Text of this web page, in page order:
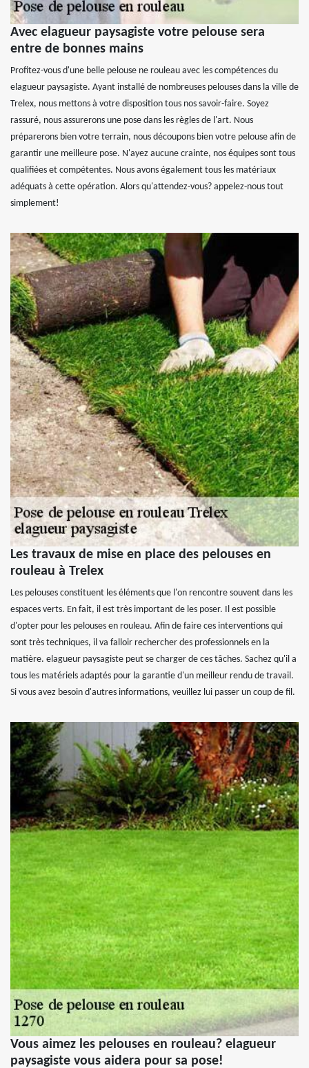
Avec elagueur paysagiste votre pelouse sera
entre de bonnes mains
Profitez-vous d'une belle pelouse ne rouleau avec les compétences du
elagueur paysagiste. Ayant installé de nombreuses pelouses dans la ville de
Trelex, nous mettons à votre disposition tous nos savoir-faire. Soyez
rassuré, nous assurerons une pose dans les règles de l'art. Nous
préparerons bien votre terrain, nous découpons bien votre pelouse afin de
garantir une meilleure pose. N'ayez aucune crainte, nos équipes sont tous
qualifiées et compétentes. Nous avons également tous les matériaux
adéquats à cette opération. Alors qu'attendez-vous? appelez-nous tout
simplement!
Les travaux de mise en place des pelouses en
rouleau à Trelex
Les pelouses constituent les éléments que l'on rencontre souvent dans les
espaces verts. En fait, il est très important de les poser. Il est possible
d'opter pour les pelouses en rouleau. Afin de faire ces interventions qui
sont très techniques, il va falloir rechercher des professionnels en la
matière. elagueur paysagiste peut se charger de ces tâches. Sachez qu'il a
tous les matériels adaptés pour la garantie d'un meilleur rendu de travail.
Si vous avez besoin d'autres informations, veuillez lui passer un coup de fil.
Vous aimez les pelouses en rouleau? elagueur
paysagiste vous aidera pour sa pose!